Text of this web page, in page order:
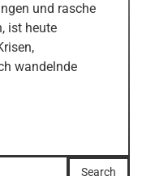
und rasche
ist heute
wandelnde